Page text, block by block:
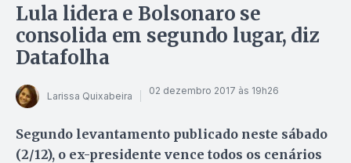
Lula lidera e Bolsonaro se
consolida em segundo lugar, diz
Datafolha
Larissa Quixabeira 02 dezembro 2017 às 19h26
Segundo levantamento publicado neste sábado
(2/12), o ex-presidente vence todos os cenários